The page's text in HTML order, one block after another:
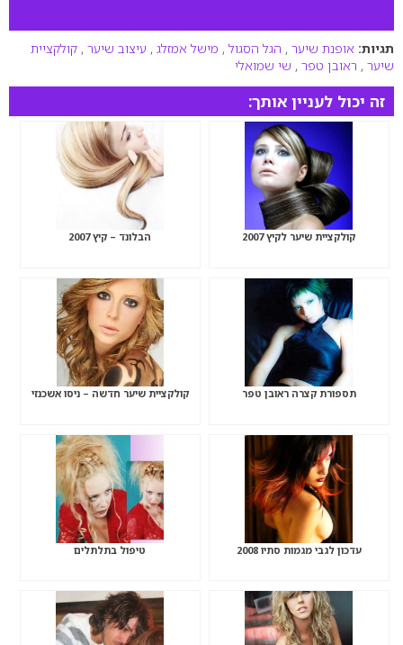
תגיות: אופנת שיער , הגל הסגול , מישל אמזלג , עיצוב שיער , קולקציית
שיער , ראובן טפר , שי שמואלי
זה יכול לעניין אותך:
קולקציית שיער לקיץ 2007 הבלונד – קיץ 2007
תספורת קצרה ראובן טפר קולקציית שיער חדשה – ניסו אשכנזי
עדכון לגבי מגמות סתיו 2008 טיפול בתלתלים